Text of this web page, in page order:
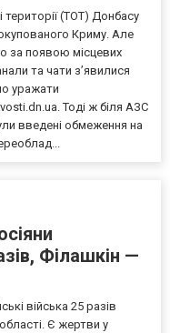
(ТОТ) Донбасу
Криму. Але
за появою місцевих
та чати з’явилися
уражати
Тоді ж біля АЗС
введені обмеження на
Філашкін —
війська 25 разів
Є жертви у